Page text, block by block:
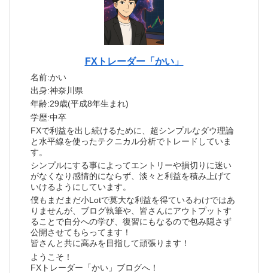
FXトレーダー「かい」
名前:かい
出身:神奈川県
年齢:29歳(平成8年生まれ)
学歴:中卒
FXで利益を出し続けるために、超シンプルなダウ理論
と水平線を使ったテクニカル分析でトレードしていま
す。
シンプルにする事によってエントリーや損切りに迷い
がなくなり感情的にならず、淡々と利益を積み上げて
いけるようにしています。
僕もまだまだ小Lotで莫大な利益を得ているわけではあ
りませんが、ブログ執筆や、皆さんにアウトプットす
ることで自分への学び、復習にもなるので包み隠さず
公開させてもらってます！
皆さんと共に高みを目指して頑張ります！
ようこそ！
FXトレーダー「かい」ブログへ！